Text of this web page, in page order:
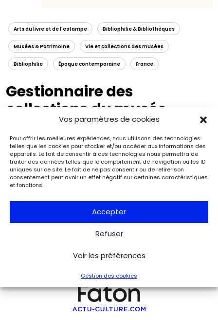
Vos paramètres de cookies
Pour offrir les meilleures expériences, nous utilisons des technologies
telles que les cookies pour stocker et/ou accéder aux informations des
appareils. Le fait de consentir à ces technologies nous permettra de
traiter des données telles que le comportement de navigation ou les ID
uniques sur ce site. Le fait de ne pas consentir ou de retirer son
consentement peut avoir un effet négatif sur certaines caractéristiques
et fonctions.
Accepter
Refuser
Voir les préférences
Gestion des cookies
Arts du livre et de l'estampe Bibliophilie & Bibliothèques
Musées & Patrimoine Vie et collections des musées
Bibliophilie Époque contemporaine France
Gestionnaire des
collections du musée
Médard